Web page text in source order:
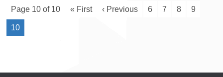
Page 10 of 10 « First ‹ Previous 6 7 8 9
10